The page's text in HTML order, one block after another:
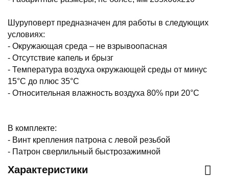
Шуруповерт предназначен для работы в следующих
условиях:
- Окружающая среда – не взрывоопасная
- Отсутствие капель и брызг
- Температура воздуха окружающей среды от минус
15°С до плюс 35°С
- Относительная влажность воздуха 80% при 20°С
В комплекте:
- Винт крепления патрона с левой резьбой
- Патрон сверлильный быстрозажимной
Характеристики